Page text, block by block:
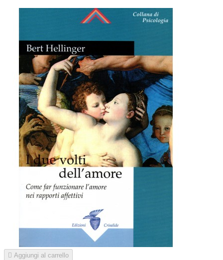
 Aggiungi al carrello